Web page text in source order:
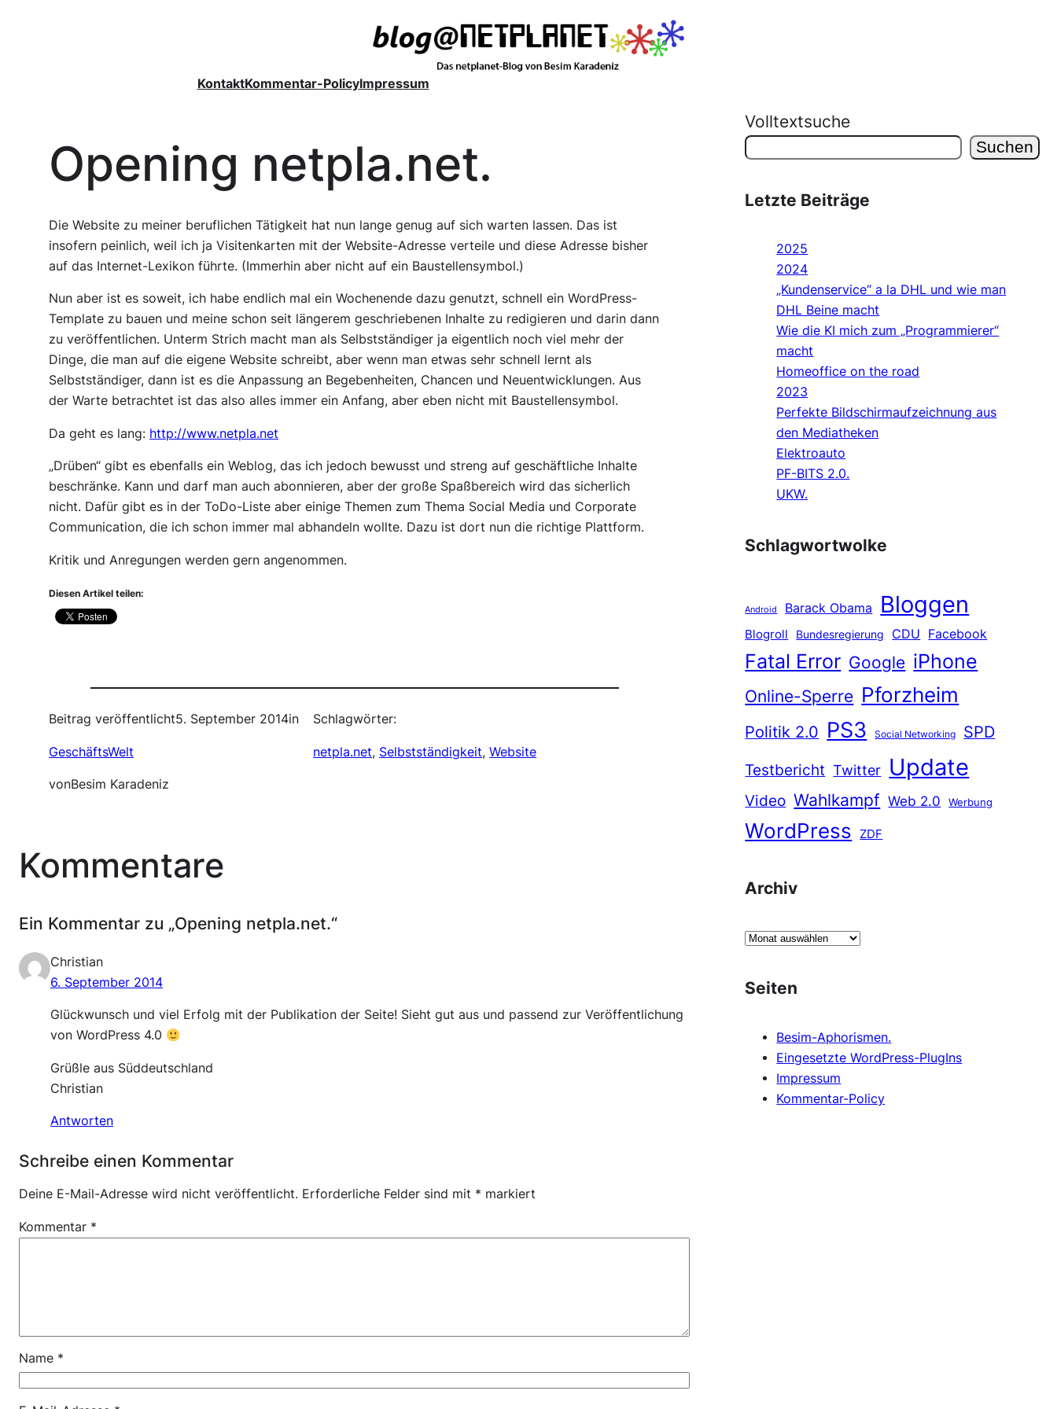
KontaktKommentar-PolicyImpressum
Opening netpla.net.
Die Website zu meiner beruflichen Tätigkeit hat nun lange genug auf sich warten lassen. Das ist
insofern peinlich, weil ich ja Visitenkarten mit der Website-Adresse verteile und diese Adresse bisher
auf das Internet-Lexikon führte. (Immerhin aber nicht auf ein Baustellensymbol.)
Nun aber ist es soweit, ich habe endlich mal ein Wochenende dazu genutzt, schnell ein WordPress-
Template zu bauen und meine schon seit längerem geschriebenen Inhalte zu redigieren und darin dann
zu veröffentlichen. Unterm Strich macht man als Selbstständiger ja eigentlich noch viel mehr der
Dinge, die man auf die eigene Website schreibt, aber wenn man etwas sehr schnell lernt als
Selbstständiger, dann ist es die Anpassung an Begebenheiten, Chancen und Neuentwicklungen. Aus
der Warte betrachtet ist das also alles immer ein Anfang, aber eben nicht mit Baustellensymbol.
Da geht es lang: http://www.netpla.net
„Drüben“ gibt es ebenfalls ein Weblog, das ich jedoch bewusst und streng auf geschäftliche Inhalte
beschränke. Kann und darf man auch abonnieren, aber der große Spaßbereich wird das sicherlich
nicht. Dafür gibt es in der ToDo-Liste aber einige Themen zum Thema Social Media und Corporate
Communication, die ich schon immer mal abhandeln wollte. Dazu ist dort nun die richtige Plattform.
Kritik und Anregungen werden gern angenommen.
Diesen Artikel teilen:
Beitrag veröffentlicht5. September 2014in
GeschäftsWelt
vonBesim Karadeniz
Schlagwörter:
netpla.net, Selbstständigkeit, Website
Kommentare
Ein Kommentar zu „Opening netpla.net.“
Christian
6. September 2014
Glückwunsch und viel Erfolg mit der Publikation der Seite! Sieht gut aus und passend zur Veröffentlichung
von WordPress 4.0
Grüßle aus Süddeutschland
Christian
Antworten
Schreibe einen Kommentar
Deine E-Mail-Adresse wird nicht veröffentlicht. Erforderliche Felder sind mit * markiert
Kommentar *
Name *
Volltextsuche
Suchen
Letzte Beiträge
2025
2024
„Kundenservice“ a la DHL und wie man
DHL Beine macht
Wie die KI mich zum „Programmierer“
macht
Homeoffice on the road
2023
Perfekte Bildschirmaufzeichnung aus
den Mediatheken
Elektroauto
PF-BITS 2.0.
UKW.
Schlagwortwolke
Android Barack Obama Bloggen
Blogroll Bundesregierung CDU Facebook
Fatal Error Google iPhone
Online-Sperre Pforzheim
Politik 2.0 PS3 Social Networking
SPD
Testbericht Twitter Update
Video Wahlkampf Web 2.0 Werbung
WordPress ZDF
Archiv
A
h
Seiten
Besim-Aphorismen.
Eingesetzte WordPress-PlugIns
Impressum
Kommentar-Policy